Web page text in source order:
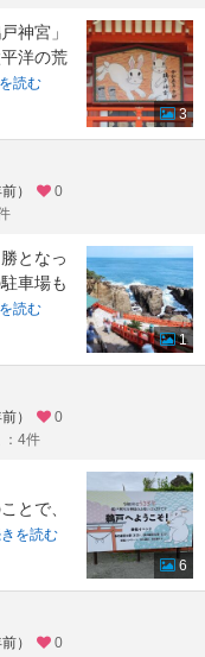
神宮」
洋の荒
読む
3
）
0
となっ
車場も
読む
1
）
0
：4件
とで、
を読む
6
）
0